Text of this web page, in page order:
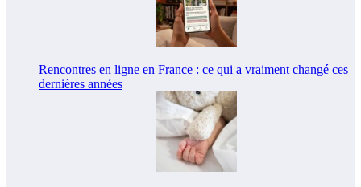
Rencontres en ligne en France : ce qui a vraiment changé ces
dernières années